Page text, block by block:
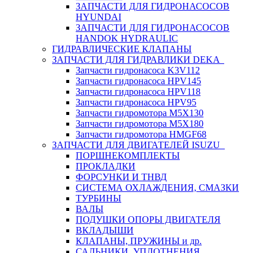
ЗАПЧАСТИ ДЛЯ ГИДРОНАСОСОВ
HYUNDAI
ЗАПЧАСТИ ДЛЯ ГИДРОНАСОСОВ
HANDOK HYDRAULIC
ГИДРАВЛИЧЕСКИЕ КЛАПАНЫ
ЗАПЧАСТИ ДЛЯ ГИДРАВЛИКИ DEKA
Запчасти гидронасоса K3V112
Запчасти гидронасоса HPV145
Запчасти гидронасоса HPV118
Запчасти гидронасоса HPV95
Запчасти гидромотора M5X130
Запчасти гидромотора M5X180
Запчасти гидромотора HMGF68
ЗАПЧАСТИ ДЛЯ ДВИГАТЕЛЕЙ ISUZU
ПОРШНЕКОМПЛЕКТЫ
ПРОКЛАДКИ
ФОРСУНКИ И ТНВД
СИСТЕМА ОХЛАЖДЕНИЯ, СМАЗКИ
ТУРБИНЫ
ВАЛЫ
ПОДУШКИ ОПОРЫ ДВИГАТЕЛЯ
ВКЛАДЫШИ
КЛАПАНЫ, ПРУЖИНЫ и др.